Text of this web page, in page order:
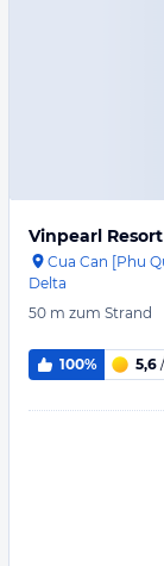
Vinpearl
Cua Can [Phu
Delta
50 m zum Strand
100% 5,6